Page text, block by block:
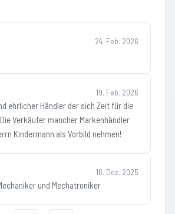
24. Feb. 2026
19. Feb. 2026
ehrlicher Händler der sich Zeit für die
Verkäufer mancher Markenhändler
Kindermann als Vorbild nehmen!
16. Dez. 2025
und Mechatroniker